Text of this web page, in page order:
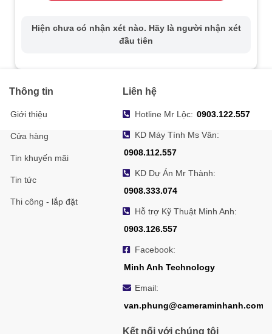
Hiện chưa có nhận xét nào. Hãy là người nhận xét
đầu tiên
Thông tin
Giới thiệu
Cửa hàng
Tin khuyến mãi
Tin tức
Thi công - lắp đặt
Liên hệ
Hotline Mr Lộc: 0903.122.557
KD Máy Tính Ms Vân:
0908.112.557
KD Dự Án Mr Thành:
0908.333.074
Hỗ trợ Kỹ Thuật Minh Anh:
0903.126.557
Facebook:
Minh Anh Technology
Email:
van.phung@cameraminhanh.com
Kết nối với chúng tôi